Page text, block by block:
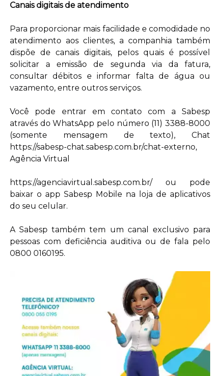
Canais digitais de atendimento
Para proporcionar mais facilidade e comodidade no
atendimento aos clientes, a companhia também
dispõe de canais digitais, pelos quais é possível
solicitar a emissão de segunda via da fatura,
consultar débitos e informar falta de água ou
vazamento, entre outros serviços.
Você pode entrar em contato com a Sabesp
através do WhatsApp pelo número (11) 3388-8000
(somente mensagem de texto), Chat
https://sabesp-chat.sabesp.com.br/chat-externo,
Agência Virtual
https://agenciavirtual.sabesp.com.br/ ou pode
baixar o app Sabesp Mobile na loja de aplicativos
do seu celular.
A Sabesp também tem um canal exclusivo para
pessoas com deficiência auditiva ou de fala pelo
0800 0160195.